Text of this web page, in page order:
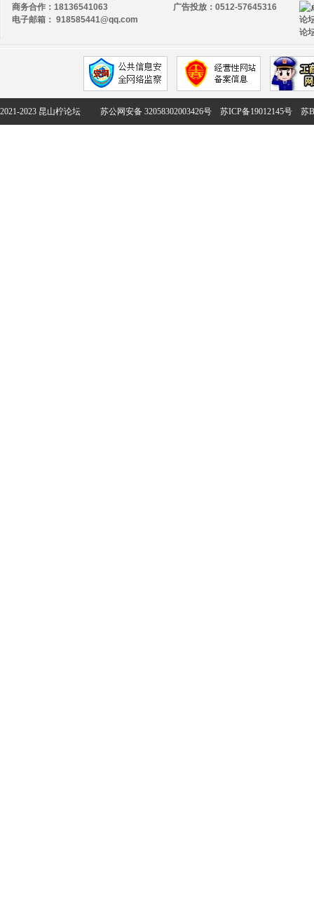
商务合作：18136541063
电子邮箱： 918585441@qq.com
论
论
广告投放：0512-57645316
2021-2023 昆山柠论坛 苏公网安备 32058302003426号 苏ICP备19012145号 苏